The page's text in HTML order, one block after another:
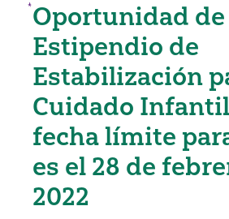
Oportunidad de
Estipendio de
Estabilización
Cuidado
fecha límite
es el 28 de
2022